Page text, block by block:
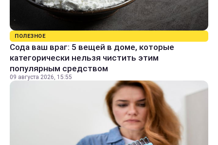
ПОЛЕЗНОЕ
Сода ваш враг: 5 вещей в доме, которые
категорически нельзя чистить этим
популярным средством
09 августа 2026, 15:55